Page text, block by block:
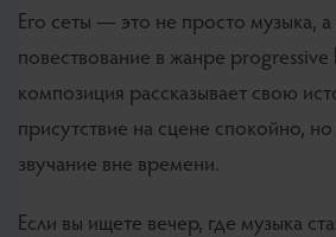
Его сеты — это не просто музыка,
повествование в жанре progressive
композиция рассказывает свою
присутствие на сцене спокойно, но
звучание вне времени.
Если вы ищете вечер, где музыка